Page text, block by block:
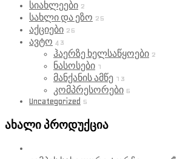
სიახლეები 2
სახლი და ეზო 25
აქციები 26
ავტო 43
ჰაერზე ხელსაწყოები 2
ნასოსები 1
მანქანის ამწე 13
კომპრესორები 6
Uncategorized 5
ახალი პროდუქცია